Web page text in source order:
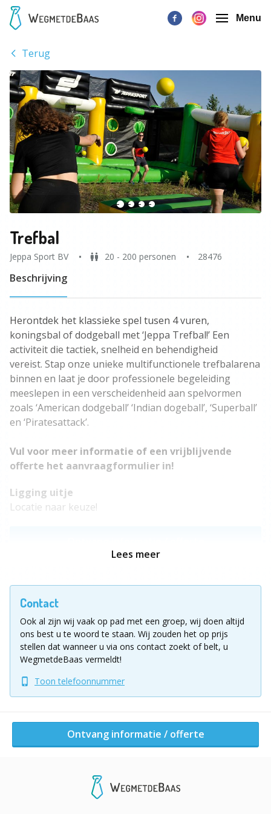
Menu
Terug
Trefbal
Jeppa Sport BV 20 - 200 personen 28476
Beschrijving
Herontdek het klassieke spel tusen 4 vuren,
koningsbal of dodgeball met ‘Jeppa Trefbal!’ Een
activiteit die tactiek, snelheid en behendigheid
vereist. Stap onze unieke multifunctionele trefbalarena
binnen en laat je door professionele begeleiding
meeslepen in een verscheidenheid aan spelvormen
zoals ‘American dodgeball’ ‘Indian dogeball’, ‘Superball’
en ‘Piratesattack’.
Vul voor meer informatie of een vrijblijvende
offerte het aanvraagformulier in!
Ligging uitje
Locatie naar keuze!
Andere activiteiten van dit bedrijf
Lees meer
Contact
Ook al zijn wij vaak op pad met een groep, wij doen altijd
ons best u te woord te staan. Wij zouden het op prijs
stellen dat wanneer u via ons contact zoekt of belt, u
WegmetdeBaas vermeldt!
Toon telefoonnummer
Ontvang informatie / offerte